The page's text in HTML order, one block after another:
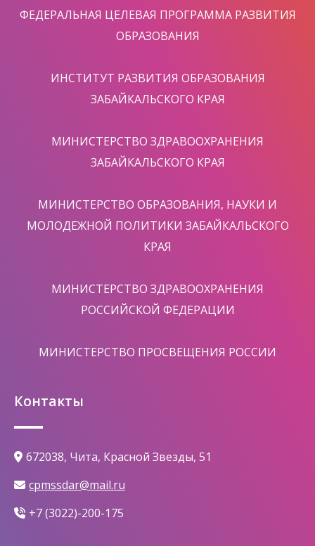
ФЕДЕРАЛЬНАЯ ЦЕЛЕВАЯ ПРОГРАММА РАЗВИТИЯ
ОБРАЗОВАНИЯ
ИНСТИТУТ РАЗВИТИЯ ОБРАЗОВАНИЯ
ЗАБАЙКАЛЬСКОГО КРАЯ
МИНИСТЕРСТВО ЗДРАВООХРАНЕНИЯ
ЗАБАЙКАЛЬСКОГО КРАЯ
МИНИСТЕРСТВО ОБРАЗОВАНИЯ, НАУКИ И
МОЛОДЕЖНОЙ ПОЛИТИКИ ЗАБАЙКАЛЬСКОГО
КРАЯ
МИНИСТЕРСТВО ЗДРАВООХРАНЕНИЯ
РОССИЙСКОЙ ФЕДЕРАЦИИ
МИНИСТЕРСТВО ПРОСВЕЩЕНИЯ РОССИИ
Контакты
672038, Чита, Красной Звезды, 51
cpmssdar@mail.ru
+7 (3022)-200-175